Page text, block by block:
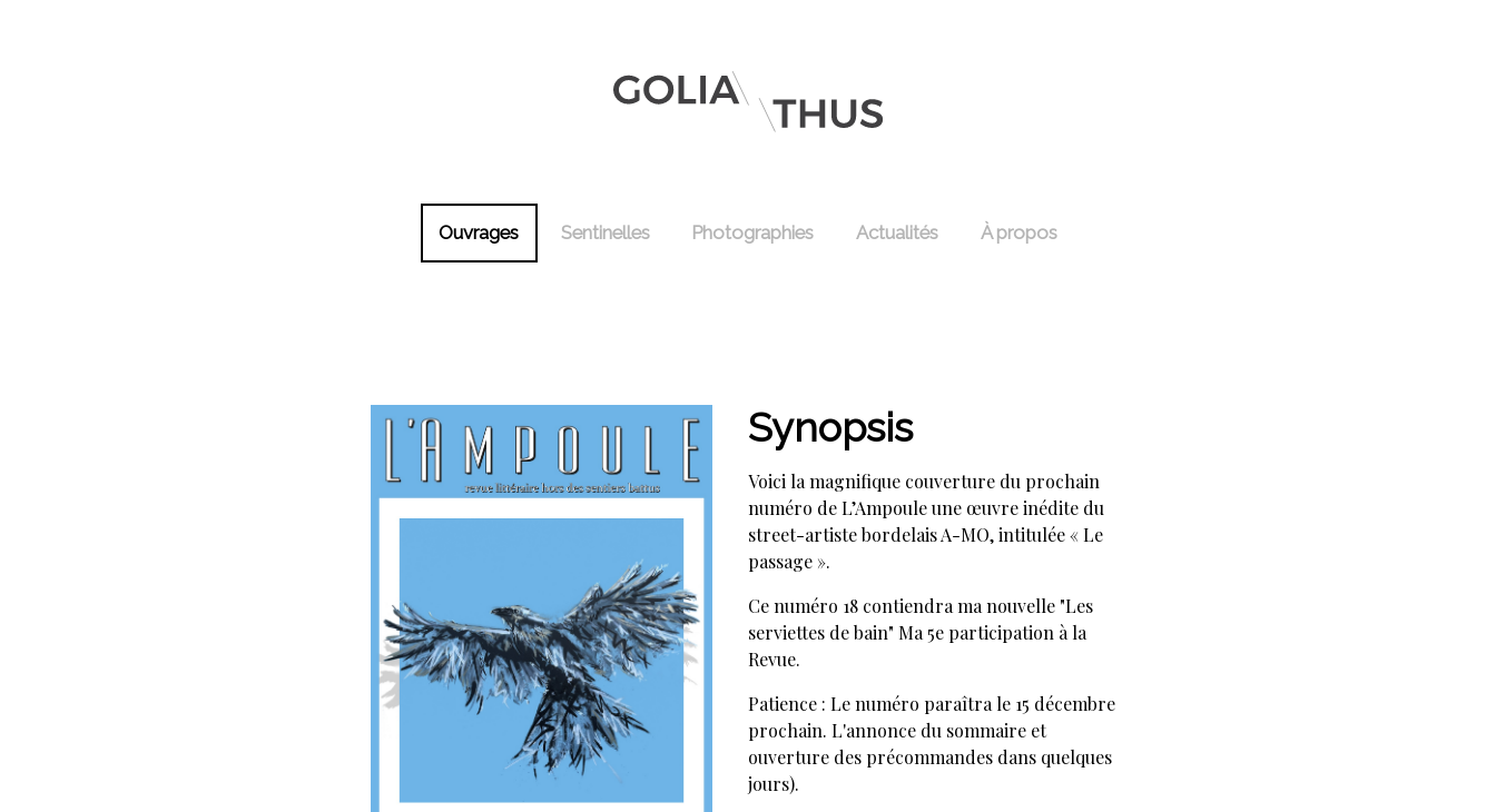
Ouvrages Sentinelles Photographies Actualités À propos
Synopsis
Voici la magnifique couverture du prochain
numéro de L’Ampoule une œuvre inédite du
street-artiste bordelais A-MO, intitulée « Le
passage ».
Ce numéro 18 contiendra ma nouvelle "Les
serviettes de bain" Ma 5e participation à la
Revue.
Patience : Le numéro paraîtra le 15 décembre
prochain. L'annonce du sommaire et
ouverture des précommandes dans quelques
jours).